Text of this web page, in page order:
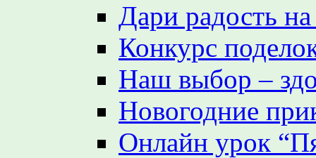
Дари радость
Конкурс
Наш выбор –
Новогодние
Онлайн урок